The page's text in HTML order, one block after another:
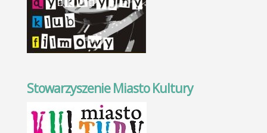
Stowarzyszenie Miasto Kultury